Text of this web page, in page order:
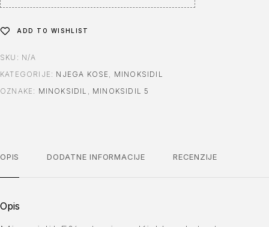
e
ADD TO WISHLIST
SKU: N/A
KATEGORIJE: NJEGA KOSE, MINOKSIDIL
OZNAKE: MINOKSIDIL , MINOKSIDIL 5
OPIS DODATNE INFORMACIJE RECENZIJE
Opis